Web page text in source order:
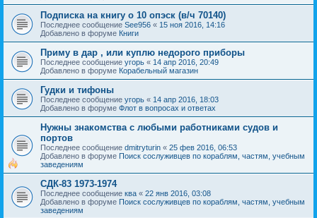
Подписка на книгу о 10 опэск (в/ч 70140)
Последнее сообщение See956 « 15 ноя 2016, 14:16
Добавлено в форуме Книги
Приму в дар , или куплю недорого приборы
Последнее сообщение угорь « 14 апр 2016, 20:49
Добавлено в форуме Корабельный магазин
Гудки и тифоны
Последнее сообщение угорь « 14 апр 2016, 18:03
Добавлено в форуме Флот в вопросах и ответах
Нужны знакомства с любыми работниками судов и
портов
Последнее сообщение dmitryturin « 25 фев 2016, 06:53
Добавлено в форуме Поиск сослуживцев по кораблям, частям, учебным
заведениям
СДК-83 1973-1974
Последнее сообщение ква « 22 янв 2016, 03:08
Добавлено в форуме Поиск сослуживцев по кораблям, частям, учебным
заведениям